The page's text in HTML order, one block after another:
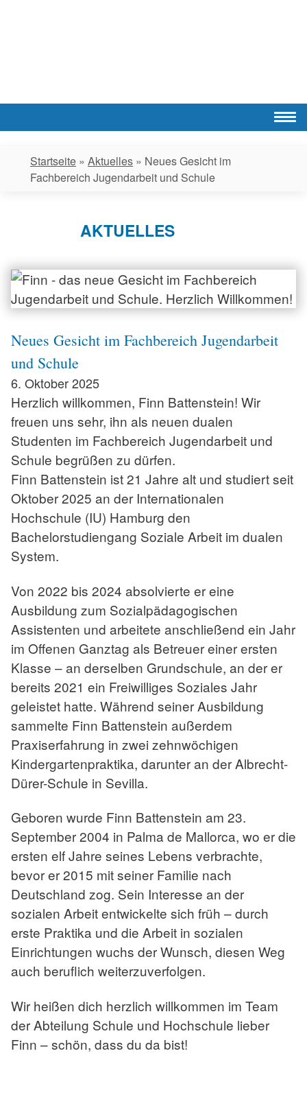
Startseite » Aktuelles » Neues Gesicht im
Fachbereich Jugendarbeit und Schule
AKTUELLES
Neues Gesicht im Fachbereich Jugendarbeit
und Schule
6. Oktober 2025
Herzlich willkommen, Finn Battenstein! Wir
freuen uns sehr, ihn als neuen dualen
Studenten im Fachbereich Jugendarbeit und
Schule begrüßen zu dürfen.
Finn Battenstein ist 21 Jahre alt und studiert seit
Oktober 2025 an der Internationalen
Hochschule (IU) Hamburg den
Bachelorstudiengang Soziale Arbeit im dualen
System.
Von 2022 bis 2024 absolvierte er eine
Ausbildung zum Sozialpädagogischen
Assistenten und arbeitete anschließend ein Jahr
im Offenen Ganztag als Betreuer einer ersten
Klasse – an derselben Grundschule, an der er
bereits 2021 ein Freiwilliges Soziales Jahr
geleistet hatte. Während seiner Ausbildung
sammelte Finn Battenstein außerdem
Praxiserfahrung in zwei zehnwöchigen
Kindergartenpraktika, darunter an der Albrecht-
Dürer-Schule in Sevilla.
Geboren wurde Finn Battenstein am 23.
September 2004 in Palma de Mallorca, wo er die
ersten elf Jahre seines Lebens verbrachte,
bevor er 2015 mit seiner Familie nach
Deutschland zog. Sein Interesse an der
sozialen Arbeit entwickelte sich früh – durch
erste Praktika und die Arbeit in sozialen
Einrichtungen wuchs der Wunsch, diesen Weg
auch beruflich weiterzuverfolgen.
Wir heißen dich herzlich willkommen im Team
der Abteilung Schule und Hochschule lieber
Finn – schön, dass du da bist!